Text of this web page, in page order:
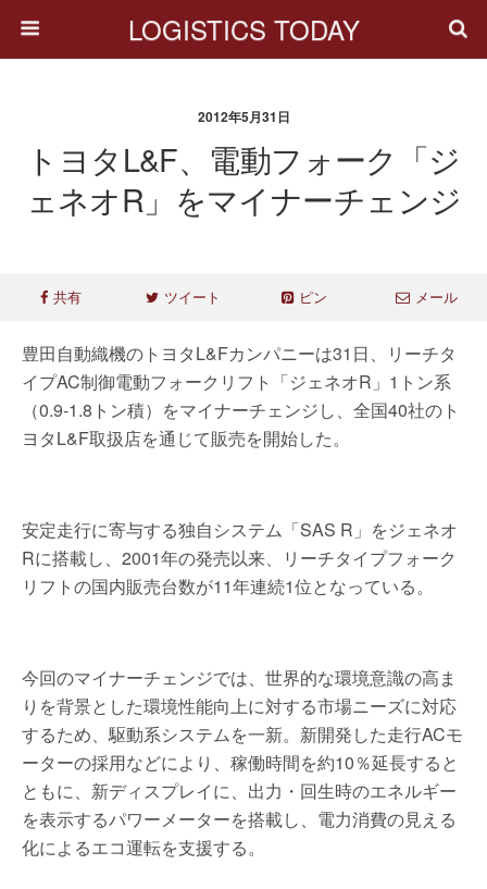
LOGISTICS TODAY
2012年5月31日
トヨタL&F、電動フォーク「ジ
ェネオR」をマイナーチェンジ
共有 ツイート ピン メール
豊田自動織機のトヨタL&Fカンパニーは31日、リーチタ
イプAC制御電動フォークリフト「ジェネオR」1トン系
（0.9-1.8トン積）をマイナーチェンジし、全国40社のト
ヨタL&F取扱店を通じて販売を開始した。
安定走行に寄与する独自システム「SAS R」をジェネオ
Rに搭載し、2001年の発売以来、リーチタイプフォーク
リフトの国内販売台数が11年連続1位となっている。
今回のマイナーチェンジでは、世界的な環境意識の高ま
りを背景とした環境性能向上に対する市場ニーズに対応
するため、駆動系システムを一新。新開発した走行ACモ
ーターの採用などにより、稼働時間を約10％延長すると
ともに、新ディスプレイに、出力・回生時のエネルギー
を表示するパワーメーターを搭載し、電力消費の見える
化によるエコ運転を支援する。